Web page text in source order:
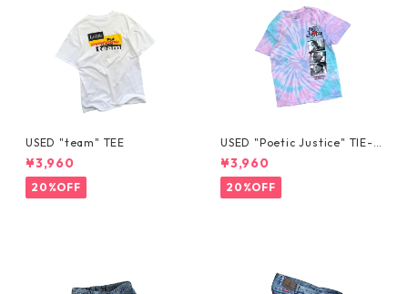
USED "team" TEE
¥3,960
20%OFF
USED "Poetic Justice" TIE-D
YE TEE
¥3,960
20%OFF